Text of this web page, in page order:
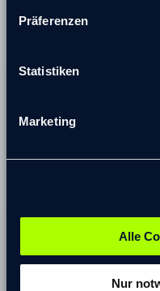
Präferenzen
Statistiken
Marketing
Alle
Nur
Europas größter
Design und
organisationalen
IT-/TK-Dienstleistungs-
segmentierung sowie
Anwendung und